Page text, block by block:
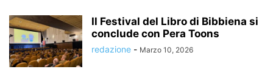
Il Festival del Libro di Bibbiena si
conclude con Pera Toons
redazione - Marzo 10, 2026